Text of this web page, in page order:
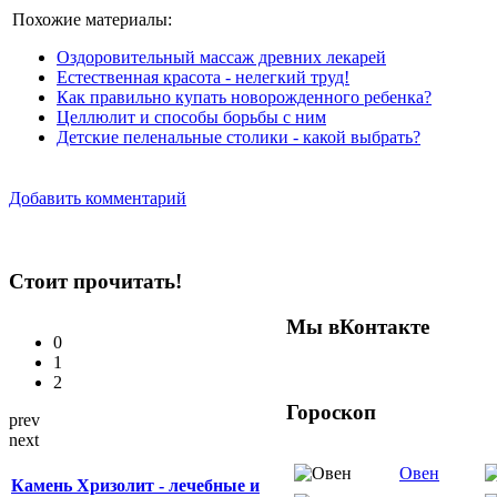
Похожие материалы:
Оздоровительный массаж древних лекарей
Естественная красота - нелегкий труд!
Как правильно купать новорожденного ребенка?
Целлюлит и способы борьбы с ним
Детские пеленальные столики - какой выбрать?
Добавить комментарий
Стоит прочитать!
0
1
2
prev
next
Камень Хризолит - лечебные и
Мы вКонтакте
Гороскоп
Овен